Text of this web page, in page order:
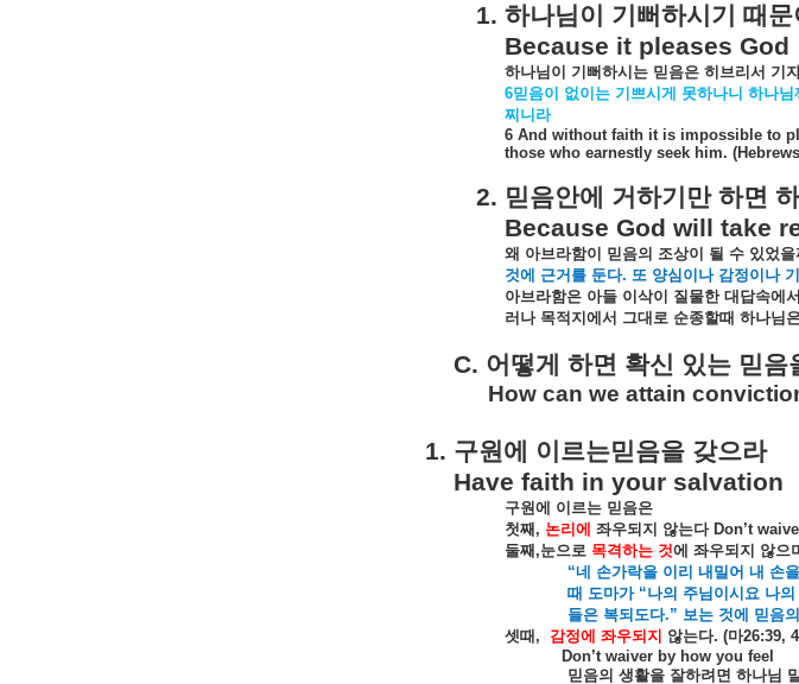
1. 하나님이 기뻐하시기 때문
Because it pleases God
하나님이 기뻐하시는 믿음은 히브리서 기
6믿음이 없이는 기쁘시게 못하나니 하나님
찌니라
6 And without faith it is impossible to
those who earnestly seek him.
2. 믿음안에 거하기만 하면
Because God will take
왜 아브라함이 믿음의 조상이 될 수 있었을
것에 근거를 둔다. 또 양심이나 감정이나
아브라함은 아들 이삭이 질물한 대답속에
러나 목적지에서 그대로 순종할때 하나님
C. 어떻게 하면 확신 있는 믿음
How can we attain
1. 구원에 이르는믿음을 갖으라
Have faith in your salvation
구원에 이르는 믿음은
첫째 , 논리에 좌우되지 않는다 Don’t
둘째 ,눈으로 목격하는 것에 좌우되지 않으
“네
손가락을 이리 내밀어 내 손을
때 도마가“나의 주님이시요 나의
들은 복되도다.” 보는 것에 믿음의
셋때 , 감정에 좌우되지 않는다. (마26:39,
Don’t waiver by how you feel
믿음의 생활을 잘하려면 하나님